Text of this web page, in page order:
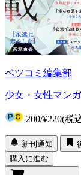
ベツコミ編集部
少女・女性マンガ
200/¥220(税
新刊通知
購入に進む